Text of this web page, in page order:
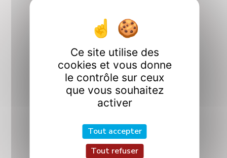
Interfaces
Ce site utilise des
cookies et vous donne
le contrôle sur ceux
que vous souhaitez
activer
Tout accepter
Tout refuser